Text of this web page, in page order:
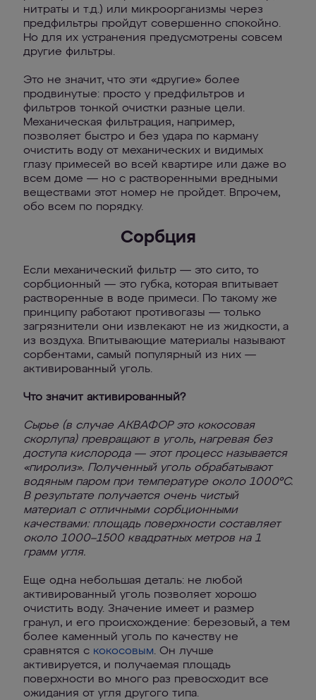
нитраты и т.д.) или микроорганизмы через
предфильтры пройдут совершенно спокойно.
Но для их устранения предусмотрены совсем
другие фильтры.
Это не значит, что эти «другие» более
продвинутые: просто у предфильтров и
фильтров тонкой очистки разные цели.
Механическая фильтрация, например,
позволяет быстро и без удара по карману
очистить воду от механических и видимых
глазу примесей во всей квартире или даже во
всем доме — но с растворенными вредными
веществами этот номер не пройдет. Впрочем,
обо всем по порядку.
Сорбция
Если механический фильтр — это сито, то
сорбционный — это губка, которая впитывает
растворенные в воде примеси. По такому же
принципу работают противогазы — только
загрязнители они извлекают не из жидкости, а
из воздуха. Впитывающие материалы называют
сорбентами, самый популярный из них —
активированный уголь.
Что значит активированный?
Сырье (в случае АКВАФОР это кокосовая
скорлупа) превращают в уголь, нагревая без
доступа кислорода — этот процесс называется
«пиролиз». Полученный уголь обрабатывают
водяным паром при температуре около 1000°C.
В результате получается очень чистый
материал с отличными сорбционными
качествами: площадь поверхности составляет
около 1000–1500 квадратных метров на 1
грамм угля.
Еще одна небольшая деталь: не любой
активированный уголь позволяет хорошо
очистить воду. Значение имеет и размер
гранул, и его происхождение: березовый, а тем
более каменный уголь по качеству не
сравнятся с кокосовым. Он лучше
активируется, и получаемая площадь
поверхности во много раз превосходит все
ожидания от угля другого типа.